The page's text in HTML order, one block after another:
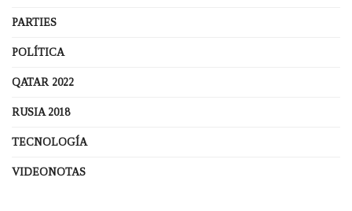
PARTIES
POLÍTICA
QATAR 2022
RUSIA 2018
TECNOLOGÍA
VIDEONOTAS